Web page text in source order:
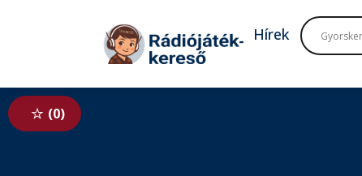
Tovább a tartalomhoz
Hírek
0